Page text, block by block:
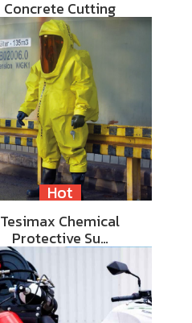
Concrete Cutting
Hot
Tesimax Chemical
Protective Su…